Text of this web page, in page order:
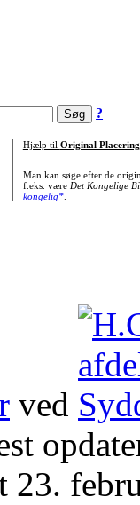
?
Hjælp til Original Placering
Man kan søge efter de
f.eks. være Det Kongelige
kongelig*.
ved
23.